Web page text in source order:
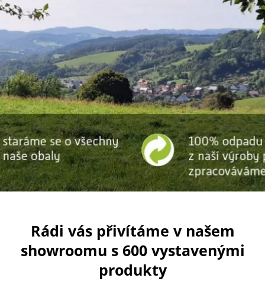
Rádi vás přivítáme v našem
showroomu s 600 vystavenými
produkty